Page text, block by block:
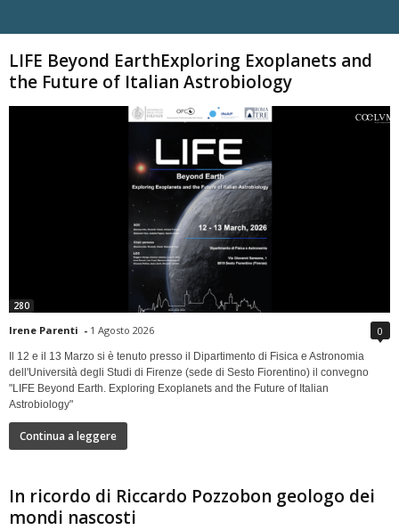
LIFE Beyond EarthExploring Exoplanets and
the Future of Italian Astrobiology
280
Irene Parenti - 1 Agosto 2026 0
Il 12 e il 13 Marzo si è tenuto presso il Dipartimento di Fisica e Astronomia
dell'Università degli Studi di Firenze (sede di Sesto Fiorentino) il convegno
"LIFE Beyond Earth. Exploring Exoplanets and the Future of Italian
Astrobiology"
Continua a leggere
In ricordo di Riccardo Pozzobon geologo dei
mondi nascosti